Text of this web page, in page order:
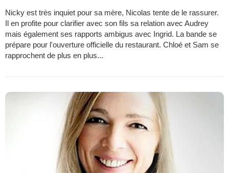
Nicky est très inquiet pour sa mère, Nicolas tente de le rassurer.
Il en profite pour clarifier avec son fils sa relation avec Audrey
mais également ses rapports ambigus avec Ingrid. La bande se
prépare pour l'ouverture officielle du restaurant. Chloé et Sam se
rapprochent de plus en plus...